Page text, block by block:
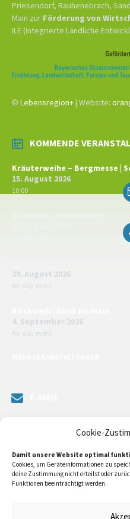
Cookie-
Damit unsere Website optimal
Cookies, um Geräteinformationen zu
deine Zustimmung nicht erteilst oder
Funktionen beeinträchtigt werden.
Priesendorf, Rauhenebrach,
Main zur Förderung von
ILE (Integrierte Ländliche
© Lebensregion+| Website:
KOMMENDE
Kräuterweihe – Bergmesse |
15. August 2026
10:00
29. August 2026
All-day event
4. September 2026
All-day event
kontaktieren oder direkt an
Klicken Siehier…